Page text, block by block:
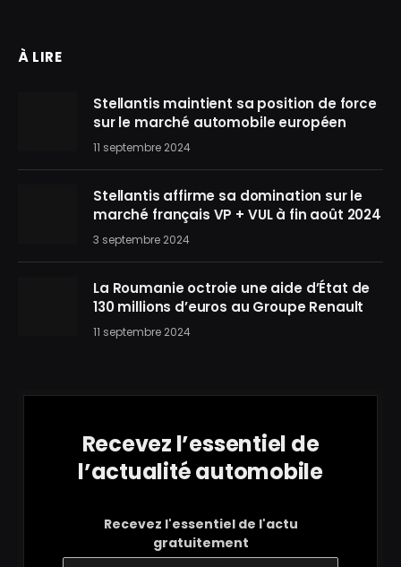
À LIRE
Stellantis maintient sa position de force
sur le marché automobile européen
11 septembre 2024
Stellantis affirme sa domination sur le
marché français VP + VUL à fin août 2024
3 septembre 2024
La Roumanie octroie une aide d’État de
130 millions d’euros au Groupe Renault
11 septembre 2024
Recevez l’essentiel de
l’actualité automobile
Recevez l'essentiel de l'actu
gratuitement